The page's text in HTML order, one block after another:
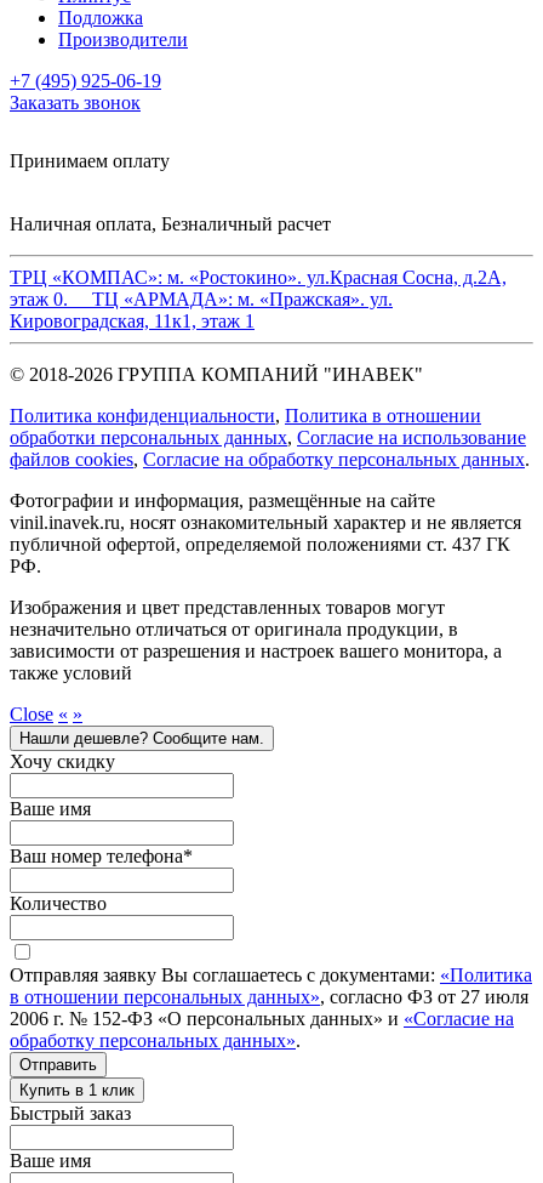
Подложка
Производители
+7 (495) 925-06-19
Заказать звонок
Принимаем оплату
Наличная оплата, Безналичный расчет
ТРЦ «КОМПАС»: м. «Ростокино». ул.Красная Сосна, д.2А,
этаж 0. ТЦ «АРМАДА»: м. «Пражская». ул.
Кировоградская, 11к1, этаж 1
© 2018-2026 ГРУППА КОМПАНИЙ "ИНАВЕК"
Политика конфиденциальности, Политика в отношении
обработки персональных данных, Cогласие на использование
файлов cookies, Согласие на обработку персональных данных.
Фотографии и информация, размещённые на сайте
vinil.inavek.ru, носят ознакомительный характер и не является
публичной офертой, определяемой положениями ст. 437 ГК
РФ.
Изображения и цвет представленных товаров могут
незначительно отличаться от оригинала продукции, в
зависимости от разрешения и настроек вашего монитора, а
также условий
Close « »
Нашли дешевле? Сообщите нам.
Хочу скидку
Ваше имя
Ваш номер телефона*
Количество
Отправляя заявку Вы соглашаетесь с документами: «Политика
в отношении персональных данных», согласно ФЗ от 27 июля
2006 г. № 152-ФЗ «О персональных данных» и «Согласие на
обработку персональных данных».
Отправить
Купить в 1 клик
Быстрый заказ
Ваше имя